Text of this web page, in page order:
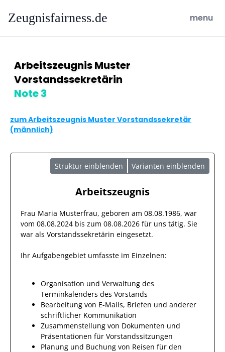
Zeugnisfairness.de open
menu
Arbeitszeugnis Muster
Vorstandssekretärin
Note 3
zum Arbeitszeugnis Muster Vorstandssekretär
(männlich)
Struktur einblenden Varianten einblenden
Arbeitszeugnis
Frau Maria Musterfrau, geboren am 08.08.1986, war
vom 08.08.2024 bis zum 08.08.2026 für uns tätig. Sie
war als Vorstandssekretärin eingesetzt.
Ihr Aufgabengebiet umfasste im Einzelnen:
Organisation und Verwaltung des
Terminkalenders des Vorstands
Bearbeitung von E-Mails, Briefen und anderer
schriftlicher Kommunikation
Zusammenstellung von Dokumenten und
Präsentationen für Vorstandssitzungen
Planung und Buchung von Reisen für den